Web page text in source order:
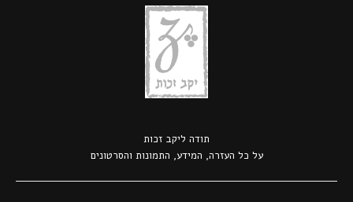
תודה ליקב זכות
על כל העזרה, המידע, התמונות והסרטונים